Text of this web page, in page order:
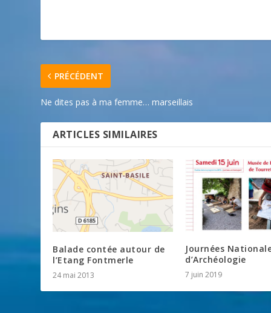
PRÉCÉDENT
Ne dites pas à ma femme… marseillais
ARTICLES SIMILAIRES
Balade contée autour de
l’Etang Fontmerle
24 mai 2013
Journées
d’Archéologie
7 juin 2019